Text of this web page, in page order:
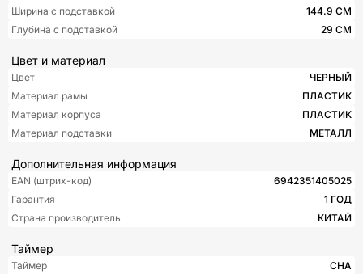
Ширина с подставкой
144.9 СМ
Глубина с подставкой
29 СМ
Цвет и материал
Цвет
ЧЕРНЫЙ
Материал рамы
ПЛАСТИК
Материал корпуса
ПЛАСТИК
Материал подставки
МЕТАЛЛ
Дополнительная информация
EAN (штрих-код)
6942351405025
Гарантия
1 ГОД
Страна производитель
КИТАЙ
Таймер
Таймер СНА